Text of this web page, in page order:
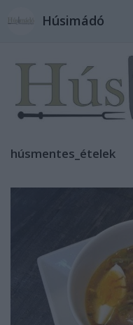
Húsimádó
húsmentes_ételek